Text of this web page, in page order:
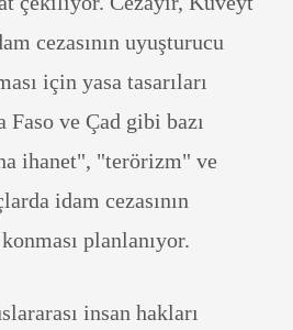
cezasının uyuşturucu
için yasa tasarıları
Faso ve Çad gibi bazı
ihanet", "terörizm" ve
idam cezasının
planlanıyor.
insan hakları